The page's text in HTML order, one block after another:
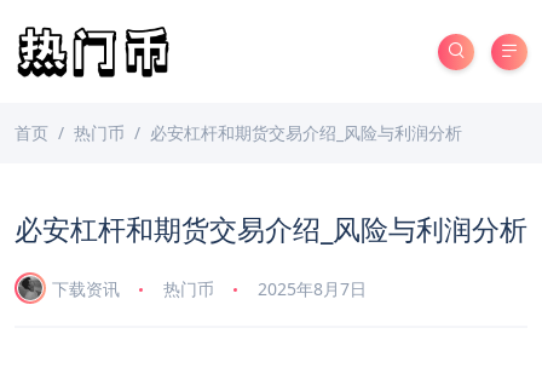
首页 热门币 必安杠杆和期货交易介绍_风险与利润分析
必安杠杆和期货交易介绍_风险与利润分析
下载资讯 热门币 2025年8月7日